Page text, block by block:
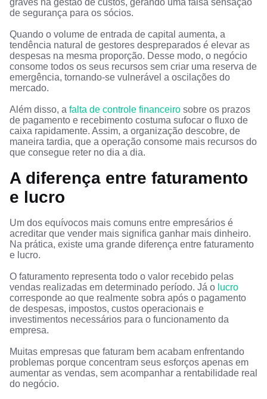
de segurança para os sócios.
Quando o volume de entrada de capital aumenta, a
tendência natural de gestores despreparados é elevar as
despesas na mesma proporção. Desse modo, o negócio
consome todos os seus recursos sem criar uma reserva de
emergência, tornando-se vulnerável a oscilações do
mercado.
Além disso, a falta de controle financeiro sobre os prazos
de pagamento e recebimento costuma sufocar o fluxo de
caixa rapidamente. Assim, a organização descobre, de
maneira tardia, que a operação consome mais recursos do
que consegue reter no dia a dia.
A diferença entre faturamento
e lucro
Um dos equívocos mais comuns entre empresários é
acreditar que vender mais significa ganhar mais dinheiro.
Na prática, existe uma grande diferença entre faturamento
e lucro.
O faturamento representa todo o valor recebido pelas
vendas realizadas em determinado período. Já o lucro
corresponde ao que realmente sobra após o pagamento
de despesas, impostos, custos operacionais e
investimentos necessários para o funcionamento da
empresa.
Muitas empresas que faturam bem acabam enfrentando
problemas porque concentram seus esforços apenas em
aumentar as vendas, sem acompanhar a rentabilidade real
do negócio.